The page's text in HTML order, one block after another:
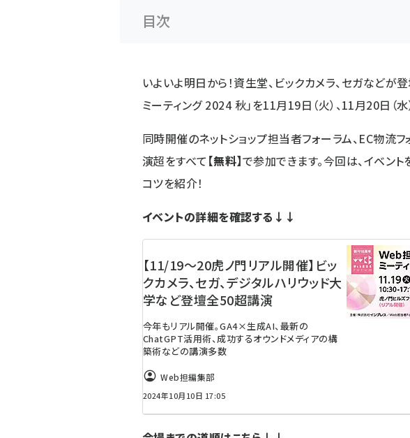
目次
いよいよ明日から！資生堂、ビックカメラ、セガなど
ミーティング 2024 秋」を11月19日（火）、11月20日（水
同時開催のネットショップ担当者フォーラム、EC物流フ
演超をすべて【無料】で参加できます。今回は、イベン
コツを紹介！
イベントの詳細を確認する↓↓
【11/19～20虎ノ門リアル開催】ビッ
クカメラ、セガ、デジタルハリウッド大
学など登壇全50超講演
今年もリアル開催。GA4×生成AI、最新の
ChatGPT活用術、成功するオウンドメディアの構
築術などの講演多数
Web担編集部
2024年10月10日 17:05